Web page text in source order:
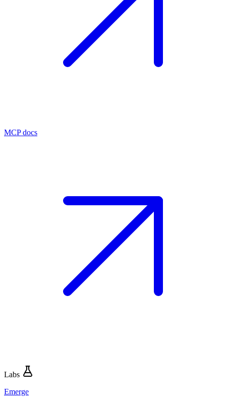
MCP docs
Labs
Emerge